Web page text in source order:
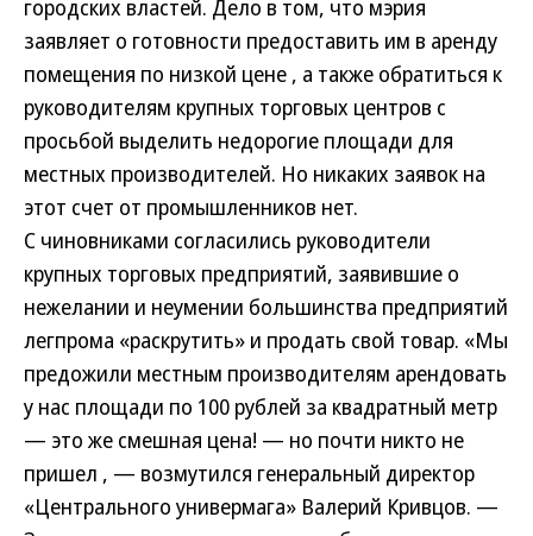
городских властей. Дело в том, что мэрия
заявляет о готовности предоставить им в аренду
помещения по низкой цене , а также обратиться к
руководителям крупных торговых центров с
просьбой выделить недорогие площади для
местных производителей. Но никаких заявок на
этот счет от промышленников нет.
С чиновниками согласились руководители
крупных торговых предприятий, заявившие о
нежелании и неумении большинства предприятий
легпрома «раскрутить» и продать свой товар. «Мы
предожили местным производителям арендовать
у нас площади по 100 рублей за квадратный метр
— это же смешная цена! — но почти никто не
пришел , — возмутился генеральный директор
«Центрального универмага» Валерий Кривцов. —